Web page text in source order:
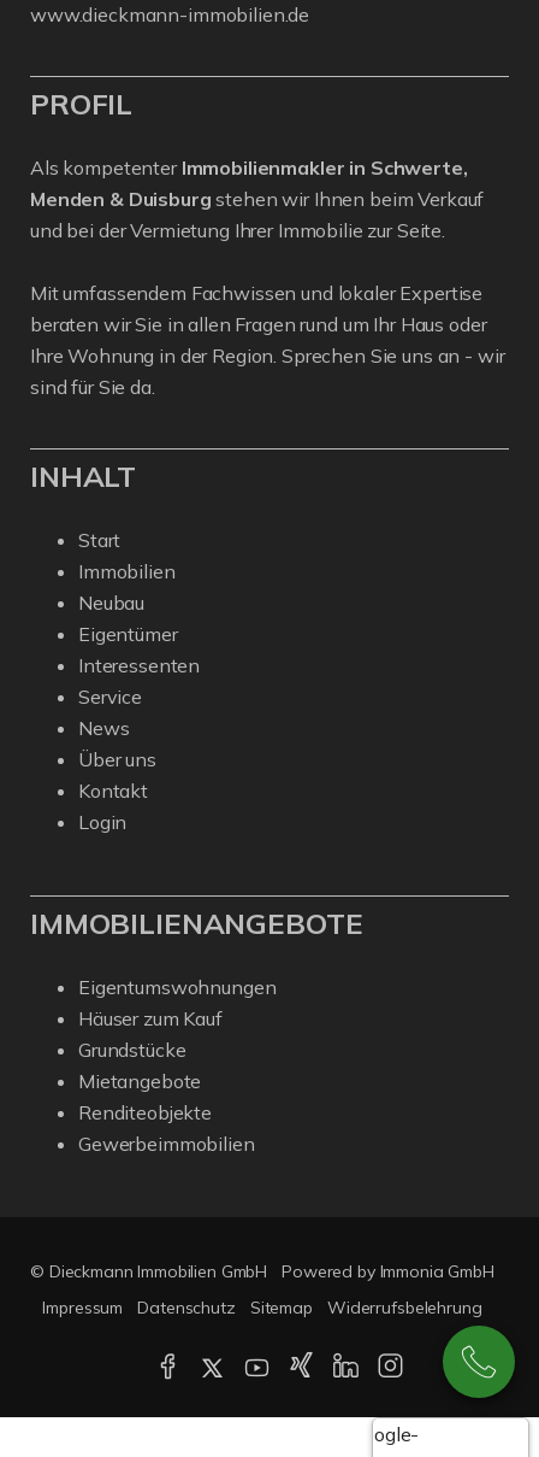
www.dieckmann-immobilien.de
PROFIL
Als kompetenter Immobilienmakler in Schwerte,
Menden & Duisburg stehen wir Ihnen beim Verkauf
und bei der Vermietung Ihrer Immobilie zur Seite.
Mit umfassendem Fachwissen und lokaler Expertise
beraten wir Sie in allen Fragen rund um Ihr Haus oder
Ihre Wohnung in der Region. Sprechen Sie uns an - wir
sind für Sie da.
INHALT
Start
Immobilien
Neubau
Eigentümer
Interessenten
Service
News
Über uns
Kontakt
Login
IMMOBILIENANGEBOTE
Eigentumswohnungen
Häuser zum Kauf
Grundstücke
Mietangebote
Renditeobjekte
Gewerbeimmobilien
© Dieckmann Immobilien GmbH
Powered by Immonia GmbH
Impressum
Datenschutz Sitemap Widerrufsbelehrung
Google-